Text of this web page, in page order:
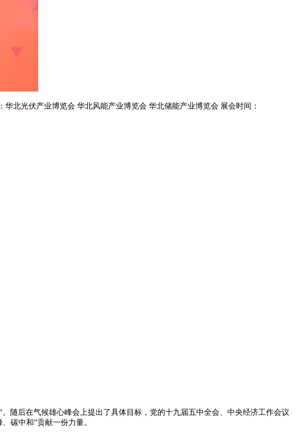
华北光伏产业博览会 华北风能产业博览会 华北储能产业博览会 展会时间：
随后在气候雄心峰会上提出了具体目标，党的十九届五中全会、中央经济工作会议
碳中和”贡献一份力量。